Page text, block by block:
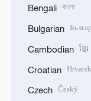
Bengali বাংলা
Bulgarian
Cambodian ខ្មែរ
Croatian
Czech Český